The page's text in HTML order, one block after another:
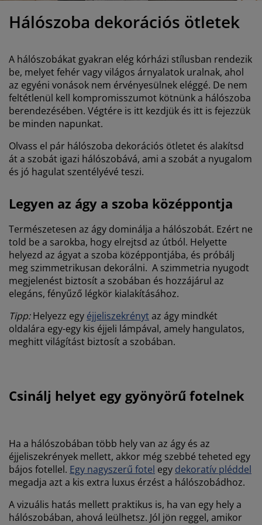
bútorok
matracok
és kiegészítők
világítás
kiegészítők
Hálószoba dekorációs ötletek
A hálószobákat gyakran elég kórházi stílusban rendezik
be, melyet fehér vagy világos árnyalatok uralnak, ahol
az egyéni vonások nem érvényesülnek eléggé. De nem
feltétlenül kell kompromisszumot kötnünk a hálószoba
berendezésében. Végtére is itt kezdjük és itt is fejezzük
be minden napunkat.
Olvass el pár hálószoba dekorációs ötletet és alakítsd
át a szobát igazi hálószobává, ami a szobát a nyugalom
és jó hagulat szentélyévé teszi.
Legyen az ágy a szoba középpontja
Természetesen az ágy dominálja a hálószobát. Ezért ne
told be a sarokba, hogy elrejtsd az útból. Helyette
helyezd az ágyat a szoba középpontjába, és próbálj
meg szimmetrikusan dekorálni. A szimmetria nyugodt
megjelenést biztosít a szobában és hozzájárul az
elegáns, fényűző légkör kialakításához.
Tipp:Helyezz egy éjjeliszekrénytaz ágy mindkét
oldalára egy-egy kis éjjeli lámpával, amely hangulatos,
meghitt világítást biztosít a szobában.
Csinálj helyet egy gyönyörű fotelnek
Ha a hálószobában több hely van az ágy és az
éjjeliszekrények mellett, akkor még szebbé teheted egy
bájos fotellel. Egy nagyszerű fotel egy dekoratív pléddel
megadja azt a kis extra luxus érzést a hálószobádhoz.
A vizuális hatás mellett praktikus is, ha van egy hely a
hálószobában, ahová leülhetsz. Jól jön reggel, amikor